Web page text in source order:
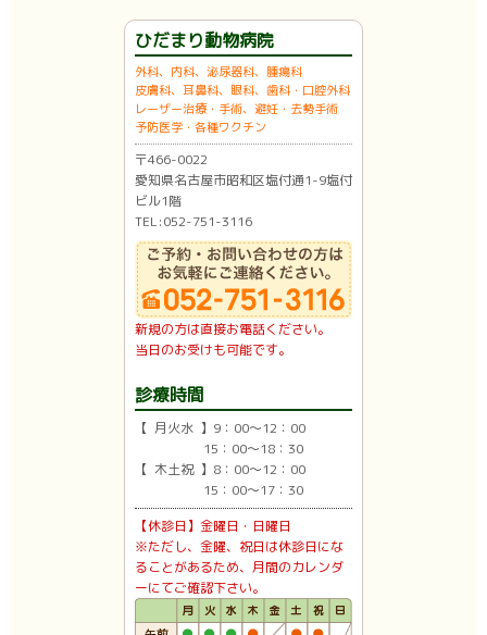
ひだまり動物病院
外科、内科、泌尿器科、腫瘍科
皮膚科、耳鼻科、眼科、歯科・口腔外科
レーザー治療・手術、避妊・去勢手術
予防医学・各種ワクチン
〒466-0022
愛知県名古屋市昭和区塩付通1-9塩付
ビル1階
TEL:052-751-3116
新規の方は直接お電話ください。
当日のお受けも可能です。
診療時間
【 月火水 】9：00〜12：00
15：00〜18：30
【 木土祝 】8：00〜12：00
15：00〜17：30
【休診日】金曜日・日曜日
※ただし、金曜、祝日は休診日にな
ることがあるため、月間のカレンダ
ーにてご確認下さい。